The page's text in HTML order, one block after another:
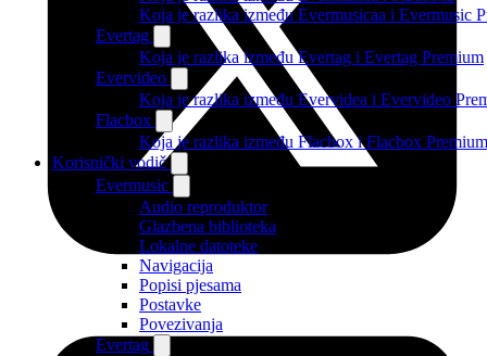
Koja je razlika između Evermusicaa i Evermusic
Evertag
Koja je razlika između Evertag i Evertag Premium
Evervideo
Koja je razlika između Evervidea i Evervideo
Flacbox
Koja je razlika između Flacbox i Flacbox
Korisnički vodič
Evermusic
Audio reproduktor
Glazbena biblioteka
Lokalne datoteke
Navigacija
Popisi pjesama
Postavke
Povezivanja
Evertag